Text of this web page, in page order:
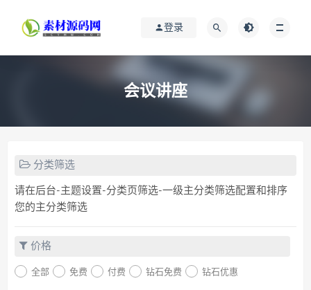
登录
会议讲座
分类筛选
请在后台-主题设置-分类页筛选-一级主分类筛选配置和排序
您的主分类筛选
价格
全部 免费 付费 钻石免费 钻石优惠